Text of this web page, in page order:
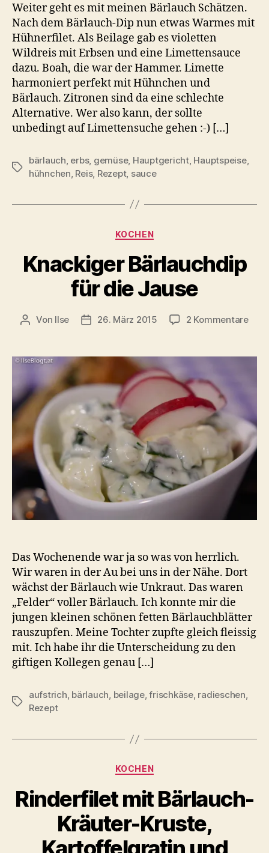
Weiter geht es mit meinen Bärlauch Schätzen.
Nach dem Bärlauch-Dip nun etwas Warmes mit
Hühnerfilet. Als Beilage gab es violetten
Wildreis mit Erbsen und eine Limettensauce
dazu. Boah, die war der Hammer. Limette
harmoniert perfekt mit Hühnchen und
Bärlauch. Zitronen sind da eine schlechte
Alternative. Wer also kann, der sollte
unbedingt auf Limettensuche gehen :-) […]
Schlagwörter
bärlauch, erbs, gemüse, Hauptgericht, Hauptspeise,
hühnchen, Reis, Rezept, sauce
Kategorien
KOCHEN
Knackiger Bärlauchdip
für die Jause
Beitragsautor
Von Ilse Beitragsdatum
26. März 2015 2 Kommentarezu
für
Das Wochenende war ja so was von herrlich.
Wir waren in der Au bei uns in der Nähe. Dort
wächst der Bärlauch wie Unkraut. Das waren
„Felder“ voller Bärlauch. Ich konnte mir die
jungen kleinen schönen fetten Bärlauchblätter
rauszupfen. Meine Tochter zupfte gleich fleissig
mit. Ich habe ihr die Unterscheidung zu den
giftigen Kollegen genau […]
Schlagwörter
aufstrich, bärlauch, beilage,frischkäse, radieschen,
Rezept
Kategorien
KOCHEN
Rinderfilet mit Bärlauch-
Kräuter-Kruste,